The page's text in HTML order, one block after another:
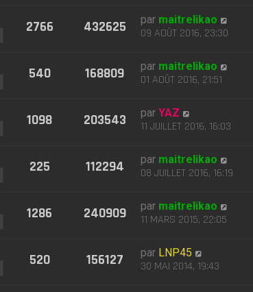
2766 432625 par maitrelikao
09 AOÛT 2016, 23:30
540 168809 par maitrelikao
01 AOÛT 2016, 21:51
1098 203543 parYAZ
11 JUILLET 2016, 16:03
225 112294 par maitrelikao
08 JUILLET 2016, 16:19
1286 240909 par maitrelikao
11 MARS 2015, 22:05
520 156127 par LNP45
30 MAI 2014, 19:43